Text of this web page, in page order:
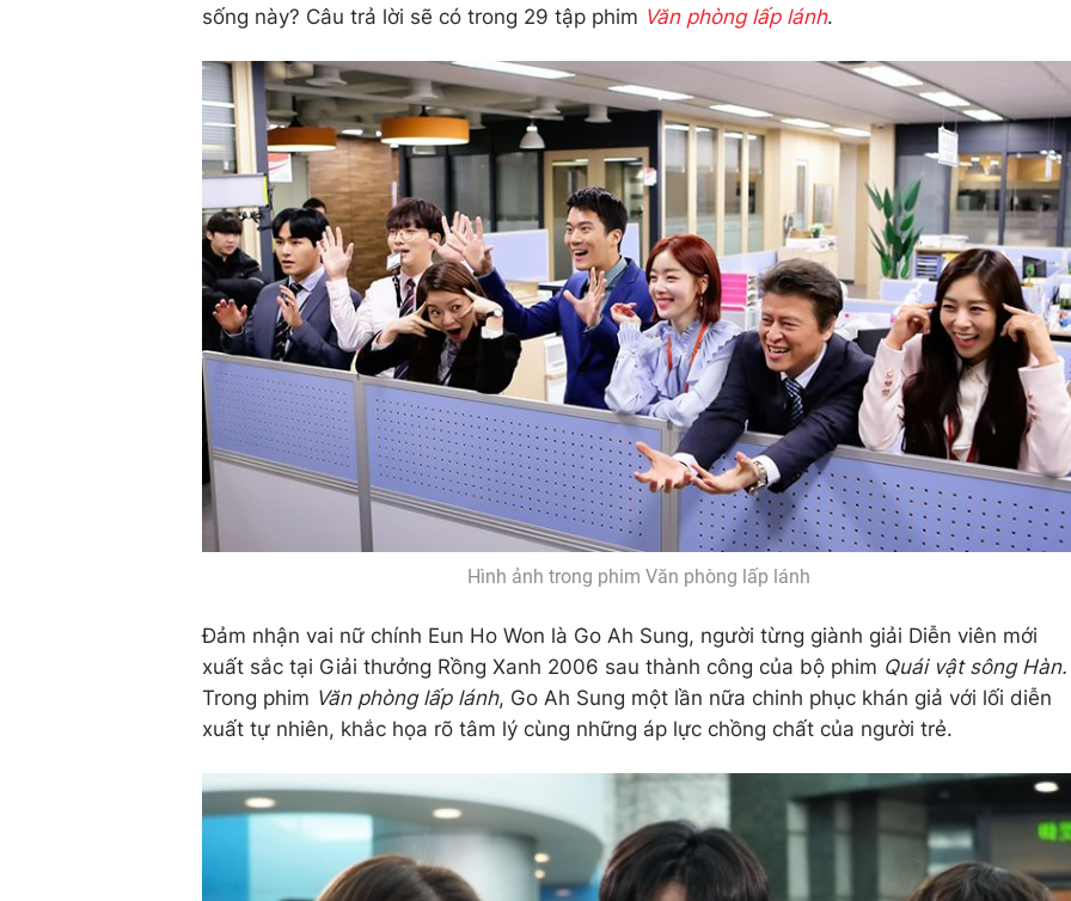
sống này? Câu trả lời sẽ có trong 29 tập phim Văn phòng lấp lánh.
Hình ảnh trong phim Văn phòng lấp lánh
Đảm nhận vai nữ chính Eun Ho Won là Go Ah Sung, người từng giành giải Diễn viên mới
xuất sắc tại Giải thưởng Rồng Xanh 2006 sau thành công của bộ phim Quái vật sông Hàn.
Trong phim Văn phòng lấp lánh, Go Ah Sung một lần nữa chinh phục khán giả với lối diễn
xuất tự nhiên, khắc họa rõ tâm lý cùng những áp lực chồng chất của người trẻ.